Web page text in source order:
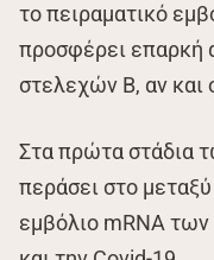
το πειραματικό
προσφέρει επαρκή
στελεχών Β, αν και
Στα πρώτα στάδια
περάσει στο
εμβόλιο mRNA